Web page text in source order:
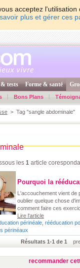
acceptez
plus et gérer ces
tests Forme & santé
Bons Plans
> Tag "sangle abdominale"
les 1 article
Pourquoi la
L'accouchement vient de
oublier quelque chose
comment faire ces
Lire l'article
périnéale rééducation
périnéaux
Résultats 1-1 de 1
recommander